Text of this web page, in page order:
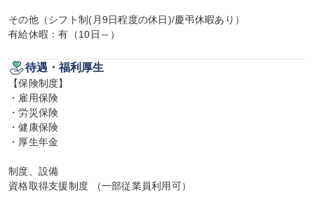
その他（シフト制(月9日程度の休日)/慶弔休暇あり）
有給休暇：有（10日～）
待遇・福利厚生
【保険制度】
・雇用保険
・労災保険
・健康保険
・厚生年金
制度、設備
資格取得支援制度 （一部従業員利用可）